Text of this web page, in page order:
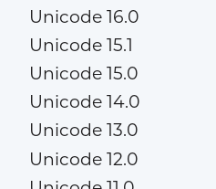
Unicode 16.0
Unicode 15.1
Unicode 15.0
Unicode 14.0
Unicode 13.0
Unicode 12.0